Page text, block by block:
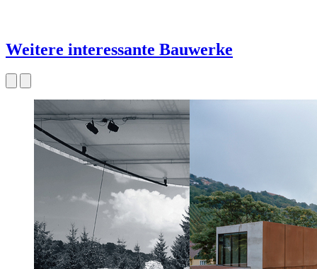
Weitere interessante Bauwerke